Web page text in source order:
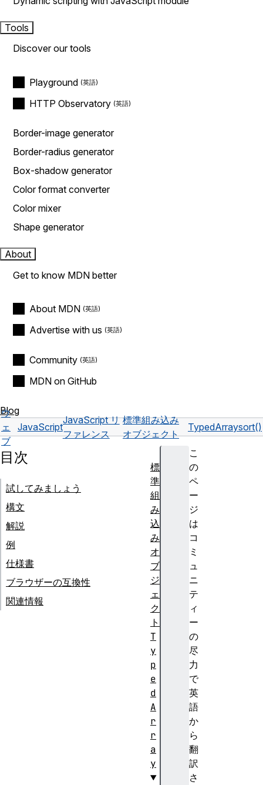
Tools
Discover our tools
Playground
HTTP Observatory
Border-image generator
Border-radius generator
Box-shadow generator
Color format converter
Color mixer
Shape generator
About
Get to know MDN better
About MDN
Advertise with us
Community
MDN on GitHub
Blog
ウ
ェ
ブ
JavaScript
JavaScript リ
ファレンス
標準組み込み
オブジェクト
TypedArraysort()
こ
の
ペ
ー
ジ
は
コ
ミ
ュ
ニ
テ
ィ
ー
の
尽
力
で
英
語
か
ら
翻
訳
さ
目次
試してみましょう
構文
解説
例
仕様書
ブラウザーの互換性
関連情報
標
準
組
み
込
み
オ
ブ
ジ
ェ
ク
ト
T
y
p
e
d
A
r
r
a
y